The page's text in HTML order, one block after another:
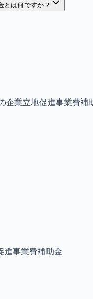
とは何ですか？
企業立地促進事業費補
進事業費補助金